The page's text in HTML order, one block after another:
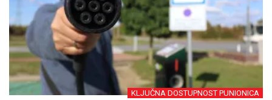
KLJUČNA DOSTUPNOST PUNIONICA